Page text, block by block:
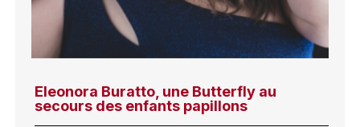
Eleonora Buratto, une Butterfly au
secours des enfants papillons